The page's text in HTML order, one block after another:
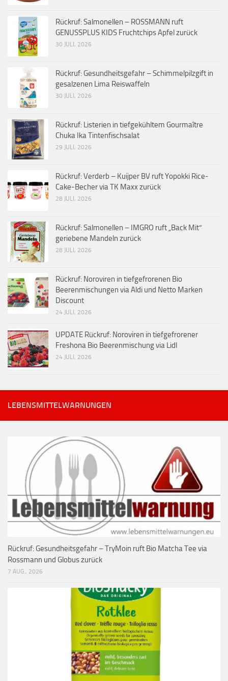
Rückruf: Salmonellen – ROSSMANN ruft
GENUSSPLUS KIDS Fruchtchips Apfel zurück
30 JULI, 2026
Rückruf: Gesundheitsgefahr – Schimmelpilzgift in
gesalzenen Lima Reiswaffeln
30 JULI, 2026
Rückruf: Listerien in tiefgekühltem Gourmaître
Chuka Ika Tintenfischsalat
29 JULI, 2026
Rückruf: Verderb – Kuijper BV ruft Yopokki Rice-
Cake-Becher via TK Maxx zurück
28 JULI, 2026
Rückruf: Salmonellen – IMGRO ruft „Back Mit“
geriebene Mandeln zurück
28 JULI, 2026
Rückruf: Noroviren in tiefgefrorenen Bio
Beerenmischungen via Aldi und Netto Marken
Discount
24 JULI, 2026
UPDATE Rückruf: Noroviren in tiefgefrorener
Freshona Bio Beerenmischung via Lidl
24 JULI, 2026
LEBENSMITTELWARNUNGEN
Rückruf: Gesundheitsgefahr – TryMoin ruft Bio Matcha Tee via
Rossmann und Globus zurück
7 AUG., 2026